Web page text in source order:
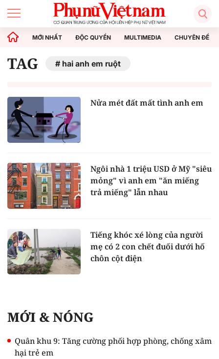
MỚI NHẤT ĐỘC QUYỀN MULTIMEDIA CHUYÊN ĐỀ
TAG hai anh em ruột
Nửa mét đất mất tình anh em
Ngôi nhà 1 triệu USD ở Mỹ "siêu
mỏng" vì anh em "ăn miếng
trả miếng" lẫn nhau
Tiếng khóc xé lòng của người
mẹ có 2 con chết đuối dưới hố
chôn cột điện
MỚI & NÓNG
Quân khu 9: Tăng cường phối hợp phòng, chống xâm
hại trẻ em